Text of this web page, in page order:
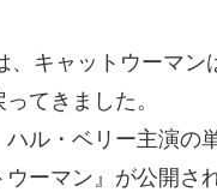
、キャットウーマン
てきました。
ハル・ベリー主演の
ウーマン』が公開さ